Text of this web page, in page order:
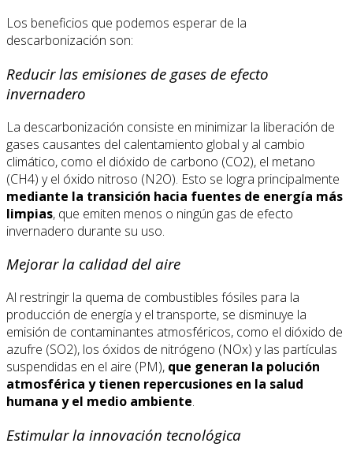
Los beneficios que podemos esperar de la
descarbonización son:
Reducir las emisiones de gases de efecto
invernadero
La descarbonización consiste en minimizar la liberación de
gases causantes del calentamiento global y al cambio
climático, como el dióxido de carbono (CO2), el metano
(CH4) y el óxido nitroso (N2O). Esto se logra principalmente
mediante la transición hacia fuentes de energía más
limpias, que emiten menos o ningún gas de efecto
invernadero durante su uso.
Mejorar la calidad del aire
Al restringir la quema de combustibles fósiles para la
producción de energía y el transporte, se disminuye la
emisión de contaminantes atmosféricos, como el dióxido de
azufre (SO2), los óxidos de nitrógeno (NOx) y las partículas
suspendidas en el aire (PM), que generan la polución
atmosférica y tienen repercusiones en la salud
humana y el medio ambiente.
Estimular la innovación tecnológica